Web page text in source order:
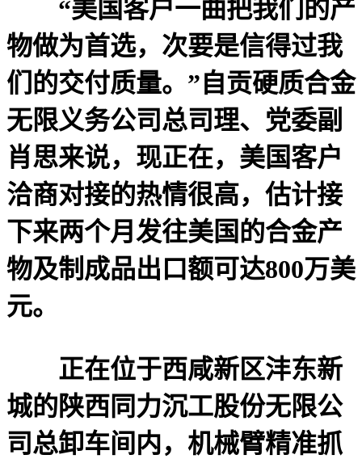
“美国客户一曲把我们的产
物做为首选，次要是信得过我
们的交付质量。”自贡硬质合金
无限义务公司总司理、党委副
肖思来说，现正在，美国客户
洽商对接的热情很高，估计接
下来两个月发往美国的合金产
物及制成品出口额可达800万美
元。
正在位于西咸新区沣东新
城的陕西同力沉工股份无限公
司总卸车间内，机械臂精准抓